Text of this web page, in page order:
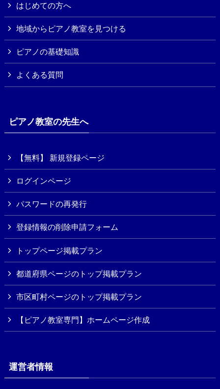
はじめての方へ
地域からピアノ教室を見つける
ピアノの基礎知識
よくある質問
ピアノ教室の先生へ
【無料】 新規登録ページ
ログインページ
パスワードの再発行
登録情報の削除申請フォーム
トップページ掲載プラン
都道府県ページのトップ掲載プラン
市区町村ページのトップ掲載プラン
【ピアノ教室専門】ホームページ作成
運営者情報